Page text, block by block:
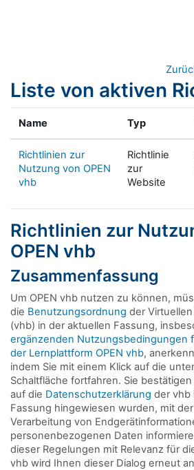
Liste von aktiven
Name Typ
Richtlinien zur
Nutzung von OPEN
vhb
Richtlinie
zur
Website
Richtlinien zur
OPEN vhb
Zusammenfassung
Um OPEN vhb nutzen zu können,
die Benutzungsordnung der
(vhb) in der aktuellen Fassung,
ergänzenden Nutzungsbedingungen
der Lernplattform OPEN vhb,
indem Sie mit einem Klick auf die
Schaltfläche fortfahren. Sie
auf die Datenschutzerklärung der vhb
Fassung hingewiesen wurden, mit
Verarbeitung von
personenbezogenen Daten
dieser Regelungen mit Relevanz für
vhb wird Ihnen dieser Dialog erneut